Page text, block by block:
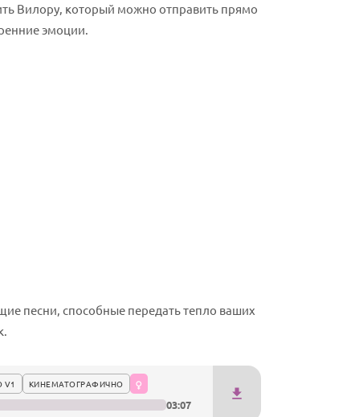
Вилору, который можно отправить прямо
эмоции.
песни, способные передать тепло ваших
КИНЕМАТОГРАФИЧНО
03:07